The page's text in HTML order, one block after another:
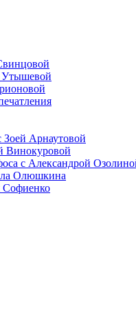
Утышевой
Зоей Арнаутовой
Винокуровой
с Александрой
Олюшкина
Софиенко